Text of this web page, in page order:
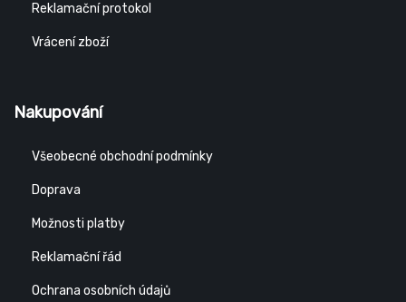
Reklamační protokol
Vrácení zboží
Nakupování
Všeobecné obchodní podmínky
Doprava
Možnosti platby
Reklamační řád
Ochrana osobních údajů